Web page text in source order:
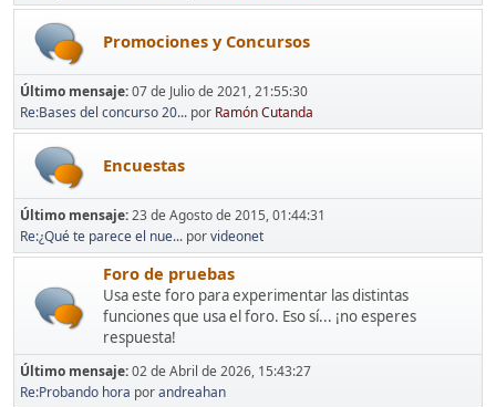
Promociones y Concursos
Último mensaje:07 de Julio de 2021, 21:55:30
Re:Bases del concurso 20... por Ramón Cutanda
Encuestas
Último mensaje:23 de Agosto de 2015, 01:44:31
Re:¿Qué te parece el nue... porvideonet
Foro de pruebas
Usa este foro para experimentar las distintas
funciones que usa el foro. Eso sí... ¡no esperes
respuesta!
Último mensaje:02 de Abril de 2026, 15:43:27
Re:Probando hora porandreahan